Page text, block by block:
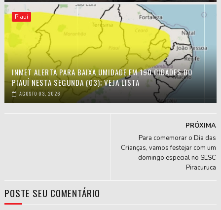
Piauí
INMET ALERTA PARA BAIXA UMIDADE EM 190 CIDADES DO
PIAUÍ NESTA SEGUNDA (03); VEJA LISTA
AGOSTO 03, 2026
PRÓXIMA
Para comemorar o Dia das
Crianças, vamos festejar com um
domingo especial no SESC
Piracuruca
POSTE SEU COMENTÁRIO